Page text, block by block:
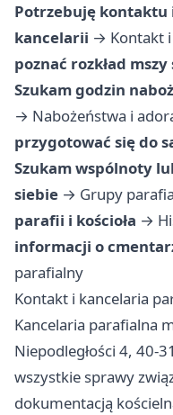
Potrzebuję kontaktu
kancelarii → Kontakt
poznać rozkład
Szukam godzin
→ Nabożeństwa i
przygotować się do
Szukam wspólnoty
siebie → Grupy
parafii i kościoła →
informacji o
parafialny
Kontakt i kancelaria
Kancelaria parafialna
Niepodległości 4, 40-
wszystkie sprawy
dokumentacją